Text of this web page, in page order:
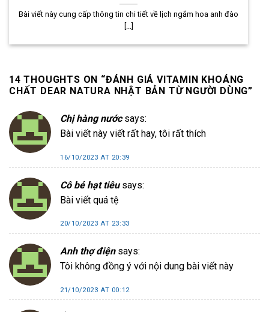
Bài viết này cung cấp thông tin chi tiết về lịch ngắm hoa anh đào
[...]
14 THOUGHTS ON “ĐÁNH GIÁ VITAMIN KHOÁNG
CHẤT DEAR NATURA NHẬT BẢN TỪ NGƯỜI DÙNG”
Chị hàng nước says:
Bài viết này viết rất hay, tôi rất thích
16/10/2023 AT 20:39
Cô bé hạt tiêu says:
Bài viết quá tệ
20/10/2023 AT 23:33
Anh thợ điện says:
Tôi không đồng ý với nội dung bài viết này
21/10/2023 AT 00:12